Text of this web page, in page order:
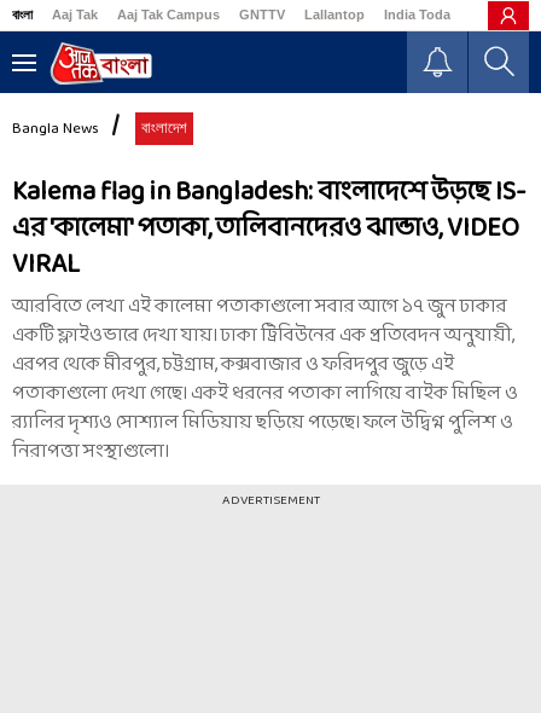
বাংলা Aaj Tak Aaj Tak Campus GNTTV Lallantop India Today Business
Bangla News বাংলাদেশ
Kalema flag in Bangladesh: বাংলাদেশে উড়ছে IS-
এর 'কালেমা' পতাকা, তালিবানদেরও ঝান্ডাও, VIDEO
VIRAL
আরবিতে লেখা এই কালেমা পতাকাগুলো সবার আগে ১৭ জুন ঢাকার
একটি ফ্লাইওভারে দেখা যায়। ঢাকা ট্রিবিউনের এক প্রতিবেদন অনুযায়ী,
এরপর থেকে মীরপুর, চট্টগ্রাম, কক্সবাজার ও ফরিদপুর জুড়ে এই
পতাকাগুলো দেখা গেছে। একই ধরনের পতাকা লাগিয়ে বাইক মিছিল ও
র‍্যালির দৃশ্যও সোশ্যাল মিডিয়ায় ছড়িয়ে পড়েছে। ফলে উদ্বিগ্ন পুলিশ ও
নিরাপত্তা সংস্থাগুলো।
ADVERTISEMENT